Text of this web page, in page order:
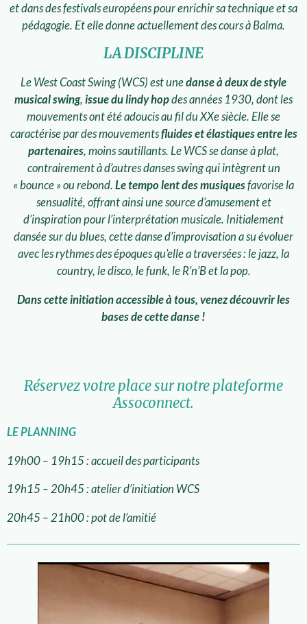
et dans des festivals européens pour enrichir sa technique et sa
pédagogie. Et elle donne actuellement des cours à Balma.
LA DISCIPLINE
Le West Coast Swing (WCS) est unedanse à deux de style
musical swing, issue du lindy hopdes années 1930, dont les
mouvements ont été adoucis au fil du XXe siècle. Elle se
caractérise par des mouvementsfluides et élastiques entre les
partenaires, moins sautillants. Le WCS se danse à plat,
contrairement à d’autres danses swing qui intègrent un
« bounce » ou rebond. Le tempo lent des musiquesfavorise la
sensualité, offrant ainsi une source d’amusement et
d’inspiration pour l’interprétation musicale. Initialement
dansée sur du blues, cette danse d’improvisation a su évoluer
avec les rythmes des époques qu’elle a traversées : le jazz, la
country, le disco, le funk, le R’n’B et la pop.
Dans cette initiation accessible à tous, venez découvrir les
bases de cette danse !
Réservez votre place sur notre plateforme
Assoconnect.
LE PLANNING
19h00 – 19h15 : accueil des participants
19h15 – 20h45 : atelier d’initiation WCS
20h45 – 21h00 : pot de l’amitié